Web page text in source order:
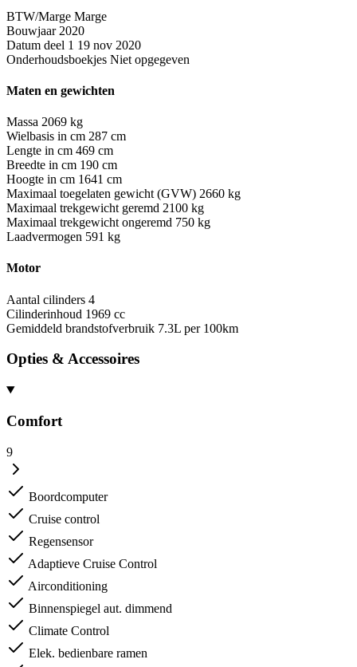
BTW/Marge Marge
Bouwjaar 2020
Datum deel 1 19 nov 2020
Onderhoudsboekjes Niet opgegeven
Maten en gewichten
Massa 2069 kg
Wielbasis in cm 287 cm
Lengte in cm 469 cm
Breedte in cm 190 cm
Hoogte in cm 1641 cm
Maximaal toegelaten gewicht (GVW) 2660 kg
Maximaal trekgewicht geremd 2100 kg
Maximaal trekgewicht ongeremd 750 kg
Laadvermogen 591 kg
Motor
Aantal cilinders 4
Cilinderinhoud 1969 cc
Gemiddeld brandstofverbruik 7.3L per 100km
Opties & Accessoires
Comfort
9
Boordcomputer
Cruise control
Regensensor
Adaptieve Cruise Control
Airconditioning
Binnenspiegel aut. dimmend
Climate Control
Elek. bedienbare ramen